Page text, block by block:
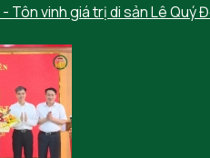
Tôn vinh giá trị di sản Lê Quý